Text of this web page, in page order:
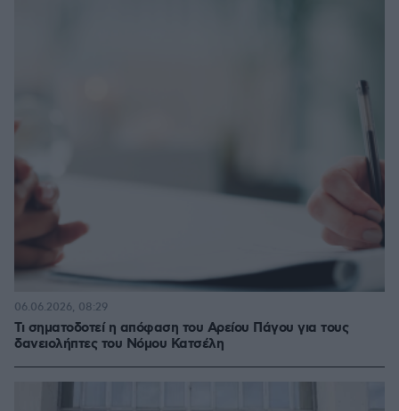
Τι σηματοδοτεί η απόφαση του Αρείου Πάγου για τους
δανειολήπτες του Νόμου Κατσέλη
06.06.2026, 08:29